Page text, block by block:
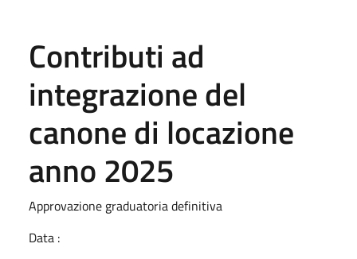
Contributi ad
integrazione del
canone di locazione
anno 2025
Approvazione graduatoria definitiva
Data :